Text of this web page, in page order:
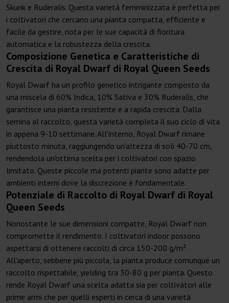
Skunk e Ruderalis. Questa varietà femminizzata è perfetta per
i coltivatori che cercano una pianta compatta, efficiente e
facile da gestire, nota per le sue capacità di fioritura
automatica e la robustezza della crescita.
Composizione Genetica e Caratteristiche di
Crescita di Royal Dwarf di Royal Queen Seeds
Royal Dwarf ha un profilo genetico intrigante composto da
una miscela di 60% Indica, 10% Sativa e 30% Ruderalis, che
garantisce una pianta resistente e a rapida crescita. Dalla
semina al raccolto, questa varietà completa il suo ciclo di vita
in appena 9-10 settimane. All'interno, Royal Dwarf rimane
piuttosto minuta, raggiungendo un'altezza di soli 40-70 cm,
rendendola un'ottima scelta per i coltivatori con spazio
limitato. Queste piccole ma potenti piante sono adatte per
ambienti interni dove la discrezione è fondamentale.
Potenziale di Raccolto di Royal Dwarf di Royal
Queen Seeds
Nonostante le sue dimensioni compatte, Royal Dwarf non
compromette il rendimento. I coltivatori indoor possono
aspettarsi di ottenere raccolti di circa 150-200 g/m².
All'aperto, sebbene più piccola, la pianta produce comunque un
raccolto rispettabile, yielding tra 30-80 g per pianta. Questo
rende Royal Dwarf una scelta adatta sia per coltivatori alle
prime armi che per quelli esperti in cerca di una varietà